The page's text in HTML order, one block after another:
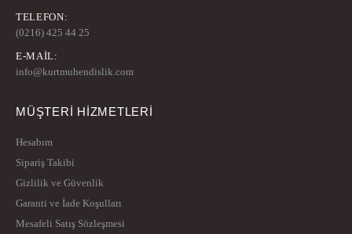
TELEFON:
(0216) 425 44 25
E-MAIL:
info@kurtmuhendislik.com
MÜŞTERİ HİZMETLERİ
Hesabım
Sipariş Takibi
Gizlilik ve Güvenlik
Garanti ve İade Koşulları
Mesafeli Satış Sözleşmesi